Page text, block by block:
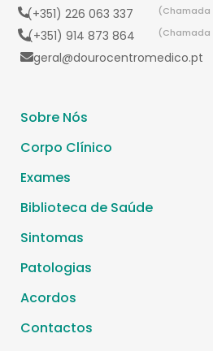
(+351) 226 063 337 (Chamada
(+351) 914 873 864 (Chamada
geral@dourocentromedico.pt
Sobre Nós
Corpo Clínico
Exames
Biblioteca de Saúde
Sintomas
Patologias
Acordos
Contactos